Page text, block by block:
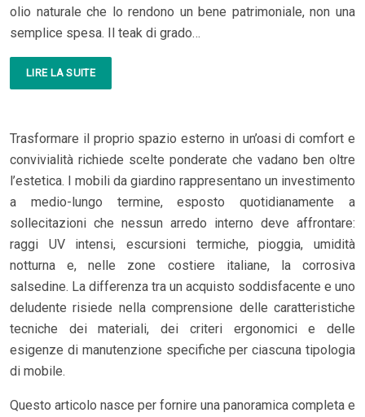
olio naturale che lo rendono un bene patrimoniale, non una
semplice spesa. Il teak di grado…
LIRE LA SUITE
Trasformare il proprio spazio esterno in un’oasi di comfort e
convivialità richiede scelte ponderate che vadano ben oltre
l’estetica. I mobili da giardino rappresentano un investimento
a medio-lungo termine, esposto quotidianamente a
sollecitazioni che nessun arredo interno deve affrontare:
raggi UV intensi, escursioni termiche, pioggia, umidità
notturna e, nelle zone costiere italiane, la corrosiva
salsedine. La differenza tra un acquisto soddisfacente e uno
deludente risiede nella comprensione delle caratteristiche
tecniche dei materiali, dei criteri ergonomici e delle
esigenze di manutenzione specifiche per ciascuna tipologia
di mobile.
Questo articolo nasce per fornire una panoramica completa e